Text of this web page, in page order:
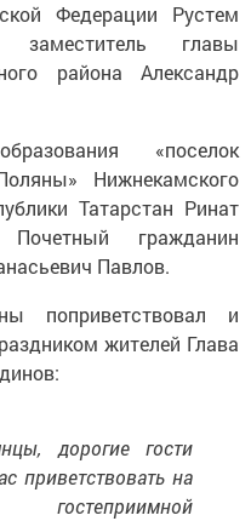
Федерации Рустем
заместитель главы
района Александр
«поселок
Нижнекамского
Татарстан Ринат
Почетный гражданин
Павлов.
поприветствовал и
жителей Глава
дорогие гости
приветствовать на